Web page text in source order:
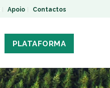
Apoio Contactos
PLATAFORMA